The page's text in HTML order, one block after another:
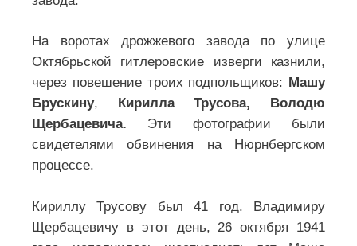
ЭТО НАШИ СВЯТЫНИ. ЭТО НАШИ